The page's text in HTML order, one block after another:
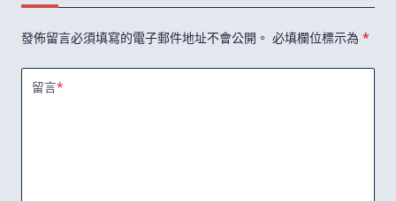
發佈留言必須填寫的電子郵件地址不會公開。 必填欄位標示為 *
留言*